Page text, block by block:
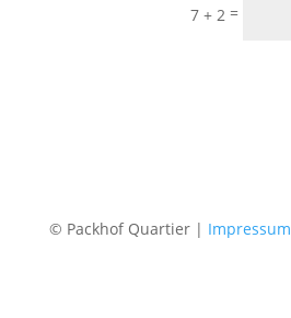
7 + 2 =
© Packhof Quartier | Impressum